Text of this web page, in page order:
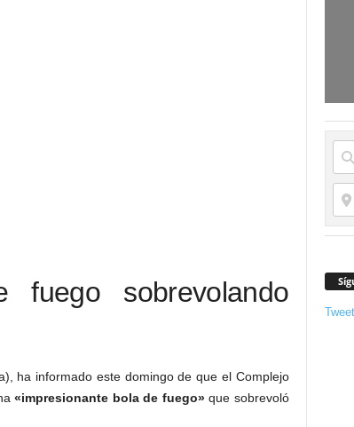
sobrevolando
ha informado este domingo de que el Complejo
«impresionante bola de fuego» que sobrevoló